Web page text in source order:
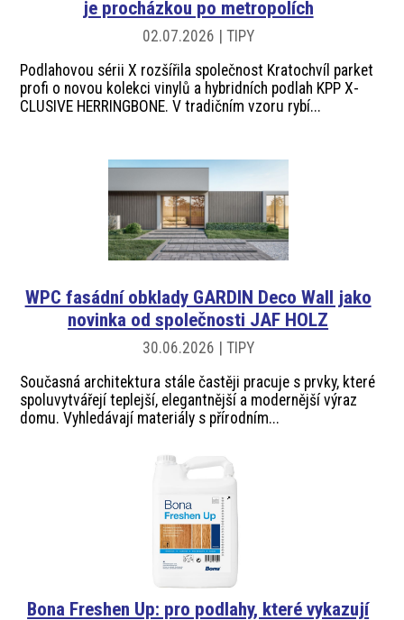
je procházkou po metropolích
02.07.2026 | TIPY
Podlahovou sérii X rozšířila společnost Kratochvíl parket
profi o novou kolekci vinylů a hybridních podlah KPP X-
CLUSIVE HERRINGBONE. V tradičním vzoru rybí...
WPC fasádní obklady GARDIN Deco Wall jako
novinka od společnosti JAF HOLZ
30.06.2026 | TIPY
Současná architektura stále častěji pracuje s prvky, které
spoluvytvářejí teplejší, elegantnější a modernější výraz
domu. Vyhledávají materiály s přírodním...
Bona Freshen Up: pro podlahy, které vykazují